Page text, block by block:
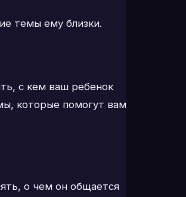
темы ему близки.
с кем ваш ребенок
которые помогут вам
о чем он общается